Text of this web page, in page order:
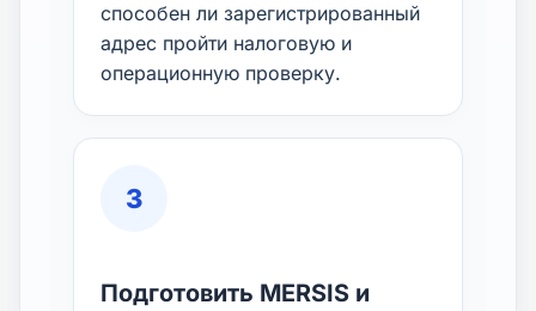
способен ли зарегистрированный
адрес пройти налоговую и
операционную проверку.
3
Подготовить MERSIS и